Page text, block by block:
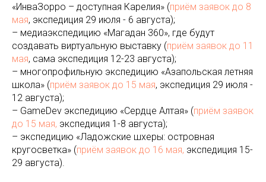
«ИнваЗорро – доступная Карелия» (приём заявок до 8
мая, экспедиция 29 июля - 6 августа);
– медиаэкспедицию «Магадан 360», где будут
создавать виртуальную выставку (приём заявок до 11
мая, сама экспедиция 12-23 августа);
– многопрофильную экспедицию «Азапольская летняя
школа» (приём заявок до 15 мая, экспедиция 29 июля -
12 августа);
– GameDev экспедицию «Сердце Алтая» (приём заявок
до 15 мая, экспедиция 1-8 августа);
– экспедицию «Ладожские шхеры: островная
кругосветка» (приём заявок до 16 мая, экспедиция 15-
29 августа).